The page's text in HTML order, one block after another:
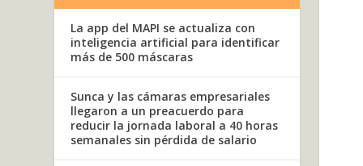
La app del MAPI se actualiza con
inteligencia artificial para identificar
más de 500 máscaras
Sunca y las cámaras empresariales
llegaron a un preacuerdo para
reducir la jornada laboral a 40 horas
semanales sin pérdida de salario